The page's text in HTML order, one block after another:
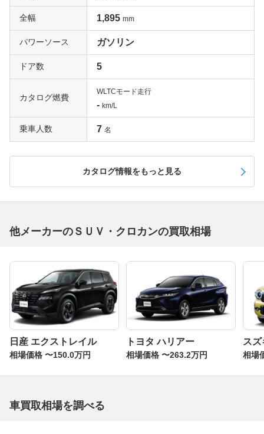
全幅 1,895 mm
パワーソース ガソリン
ドア数 5
カタログ燃費
WLTCモード走行
- km/L
乗車人数 7 名
カタログ情報をもっと見る
他メーカーのＳＵＶ・クロカンの買取相場
日産 エクストレイル
相場価格 〜150.0万円
トヨタ ハリアー
相場価格 〜263.2万円
ス
相場
車買取相場を調べる